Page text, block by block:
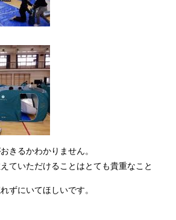
きるかわかりません。
ていただけることはとても貴重なこと
ずにいてほしいです。